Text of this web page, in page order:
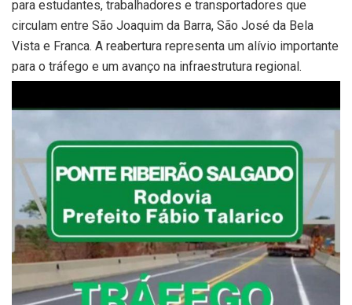
para estudantes, trabalhadores e transportadores que
circulam entre São Joaquim da Barra, São José da Bela
Vista e Franca. A reabertura representa um alívio importante
para o tráfego e um avanço na infraestrutura regional.